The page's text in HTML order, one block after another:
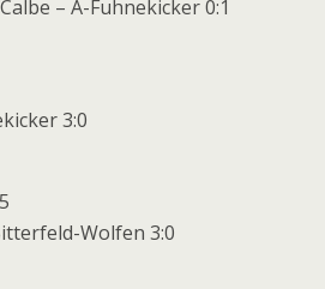
– A-Fuhnekicker 0:1
3:0
Wolfen 3:0